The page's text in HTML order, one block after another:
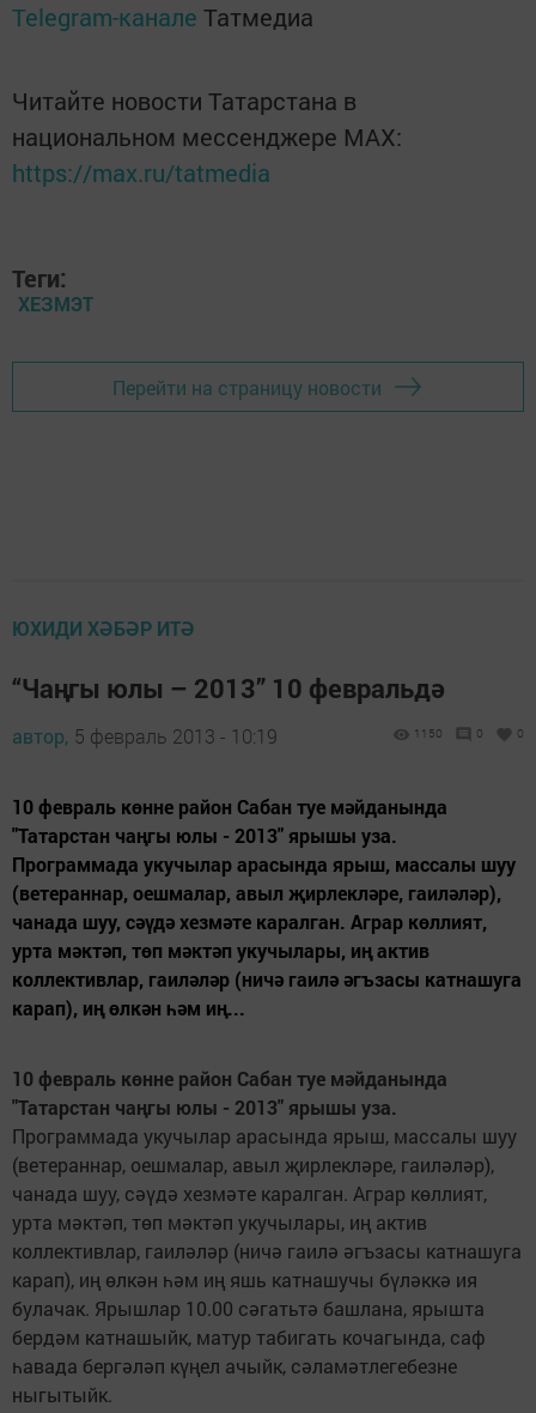
Telegram-канале Татмедиа
Читайте новости Татарстана в
национальном мессенджере MАХ:
https://max.ru/tatmedia
Теги:
ХЕЗМЭТ
Перейти на страницу новости
ЮХИДИ ХӘБӘР ИТӘ
“Чаңгы юлы – 2013” 10 февральдә
автор, 5 февраль 2013 - 10:19 1150 0 0
10 февраль көнне район Сабан туе мәйданында
"Татарстан чаңгы юлы - 2013" ярышы уза.
Программада укучылар арасында ярыш, массалы шуу
(ветераннар, оешмалар, авыл җирлекләре, гаиләләр),
чанада шуу, сәүдә хезмәте каралган. Аграр көллият,
урта мәктәп, төп мәктәп укучылары, иң актив
коллективлар, гаиләләр (ничә гаилә әгъзасы катнашуга
карап), иң өлкән һәм иң...
10 февраль көнне район Сабан туе мәйданында
"Татарстан чаңгы юлы - 2013" ярышы уза.
Программада укучылар арасында ярыш, массалы шуу
(ветераннар, оешмалар, авыл җирлекләре, гаиләләр),
чанада шуу, сәүдә хезмәте каралган. Аграр көллият,
урта мәктәп, төп мәктәп укучылары, иң актив
коллективлар, гаиләләр (ничә гаилә әгъзасы катнашуга
карап), иң өлкән һәм иң яшь катнашучы бүләккә ия
булачак. Ярышлар 10.00 сәгатьтә башлана, ярышта
бердәм катнашыйк, матур табигать кочагында, саф
һавада бергәләп күңел ачыйк, сәламәтлегебезне
ныгытыйк.